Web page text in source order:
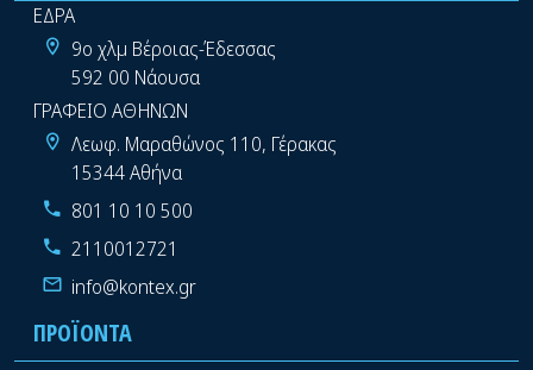
ΕΔΡΑ
9ο χλμ Βέροιας-Έδεσσας
592 00 Νάουσα
ΓΡΑΦΕΙΟ ΑΘΗΝΩΝ
Λεωφ. Μαραθώνος 110, Γέρακας
15344 Αθήνα
801 10 10 500
2110012721
info@kontex.gr
ΠΡΟΪΌΝΤΑ